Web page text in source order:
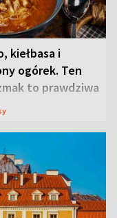
kiełbasa i
ogórek. Ten
to prawdziwa